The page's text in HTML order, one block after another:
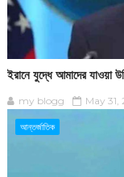
ইরানে যুদ্ধে আমাদের যাওয়া
my blogg May 31,
আন্তর্জাতিক